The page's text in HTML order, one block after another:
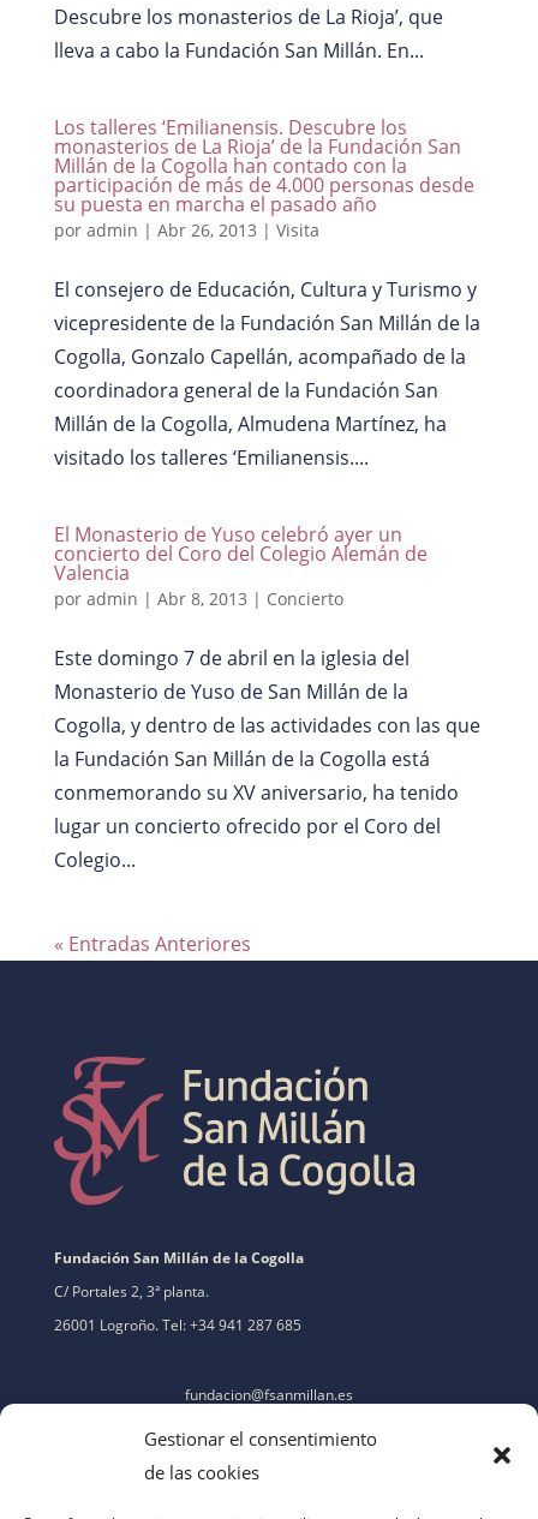
Gestionar el consentimiento
de las cookies
Descubre los monasterios de La Rioja’, que
lleva a cabo la Fundación San Millán. En...
Los talleres ‘Emilianensis. Descubre los
monasterios de La Rioja’ de la Fundación San
Millán de la Cogolla han contado con la
participación de más de 4.000 personas desde
su puesta en marcha el pasado año
por admin | Abr 26, 2013 | Visita
El consejero de Educación, Cultura y Turismo y
vicepresidente de la Fundación San Millán de la
Cogolla, Gonzalo Capellán, acompañado de la
coordinadora general de la Fundación San
Millán de la Cogolla, Almudena Martínez, ha
visitado los talleres ‘Emilianensis....
El Monasterio de Yuso celebró ayer un
concierto del Coro del Colegio Alemán de
Valencia
por admin | Abr 8, 2013 | Concierto
Este domingo 7 de abril en la iglesia del
Monasterio de Yuso de San Millán de la
Cogolla, y dentro de las actividades con las que
la Fundación San Millán de la Cogolla está
conmemorando su XV aniversario, ha tenido
lugar un concierto ofrecido por el Coro del
Colegio...
« Entradas Anteriores
Fundación San Millán de la Cogolla
C/ Portales 2, 3ª planta.
26001 Logroño. Tel: +34 941 287 685
fundacion@fsanmillan.es